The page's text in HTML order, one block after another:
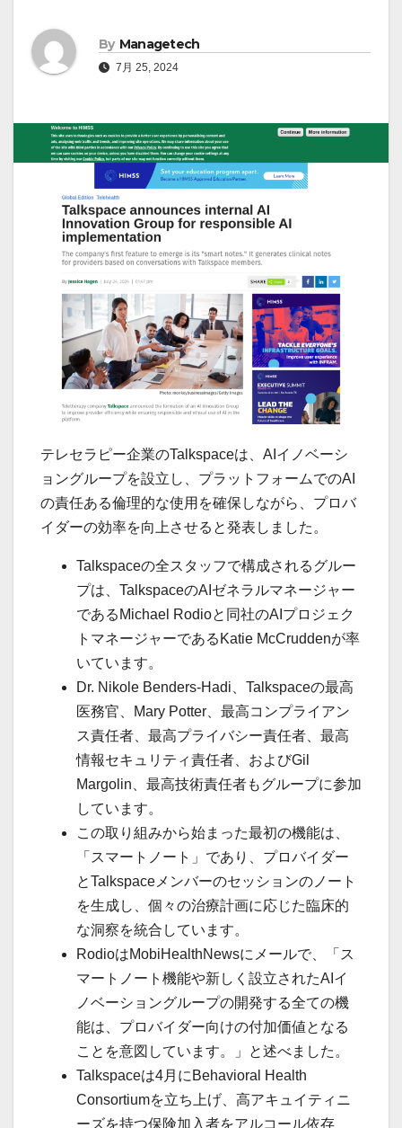
By Managetech
7月 25, 2024
テレセラピー企業のTalkspaceは、AIイノベーシ
ョングループを設立し、プラットフォームでのAI
の責任ある倫理的な使用を確保しながら、プロバ
イダーの効率を向上させると発表しました。
Talkspaceの全スタッフで構成されるグルー
プは、TalkspaceのAIゼネラルマネージャー
であるMichael Rodioと同社のAIプロジェク
トマネージャーであるKatie McCruddenが率
いています。
Dr. Nikole Benders-Hadi、Talkspaceの最高
医務官、Mary Potter、最高コンプライアン
ス責任者、最高プライバシー責任者、最高
情報セキュリティ責任者、およびGil
Margolin、最高技術責任者もグループに参加
しています。
この取り組みから始まった最初の機能は、
「スマートノート」であり、プロバイダー
とTalkspaceメンバーのセッションのノート
を生成し、個々の治療計画に応じた臨床的
な洞察を統合しています。
RodioはMobiHealthNewsにメールで、「ス
マートノート機能や新しく設立されたAIイ
ノベーショングループの開発する全ての機
能は、プロバイダー向けの付加価値となる
ことを意図しています。」と述べました。
Talkspaceは4月にBehavioral Health
Consortiumを立ち上げ、高アキュイティニ
ーズを持つ保険加入者をアルコール依存